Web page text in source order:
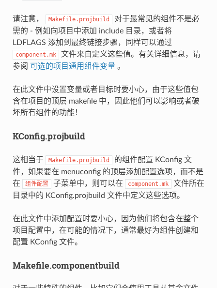
请注意， Makefile.projbuild
对于最常见的组件不是必
需的 - 例如向项目中添加 include 目录，或者将
LDFLAGS 添加到最终链接步骤，同样可以通过
component.mk
文件来自定义这些值。有关详细信息，请
参阅 可选的项目通用组件变量 。
在此文件中设置变量或者目标时要小心，由于这些值包
含在项目的顶层 makefile 中，因此他们可以影响或者破
坏所有组件的功能！
KConfig.projbuild
这相当于 Makefile.projbuild
的组件配置 KConfig 文
件，如果要在 menuconfig 的顶层添加配置选项，而不是
在
组件配置 子菜单中，则可以在 component.mk
文件所在
目录中的 KConfig.projbuild 文件中定义这些选项。
在此文件中添加配置时要小心，因为他们将包含在整个
项目配置中，在可能的情况下，通常最好为组件创建和
配置 KConfig 文件。
Makefile.componentbuild